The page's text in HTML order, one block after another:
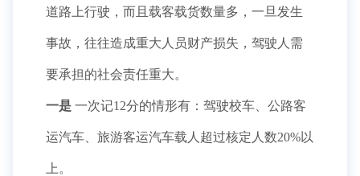
道路上行驶，而且载客载货数量多，一旦发生
事故，往往造成重大人员财产损失，驾驶人需
要承担的社会责任重大。
一是 一次记12分的情形有：驾驶校车、公路客
运汽车、旅游客运汽车载人超过核定人数20%以
上。